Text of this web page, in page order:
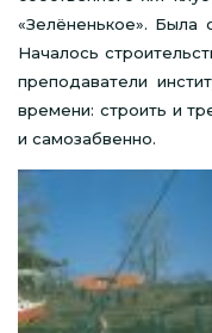
«Зелёненькое». Была
Началось
преподаватели
времени: строить и
и самозабвенно.